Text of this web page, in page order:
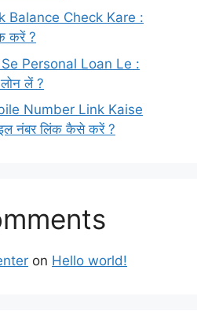
Balance Check Kare :
करें ?
Personal Loan Le :
लें ?
Number Link Kaise
नंबर लिंक कैसे करें ?
on Hello world!